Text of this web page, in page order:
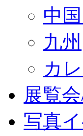
中
九州
カ
展覧
写真